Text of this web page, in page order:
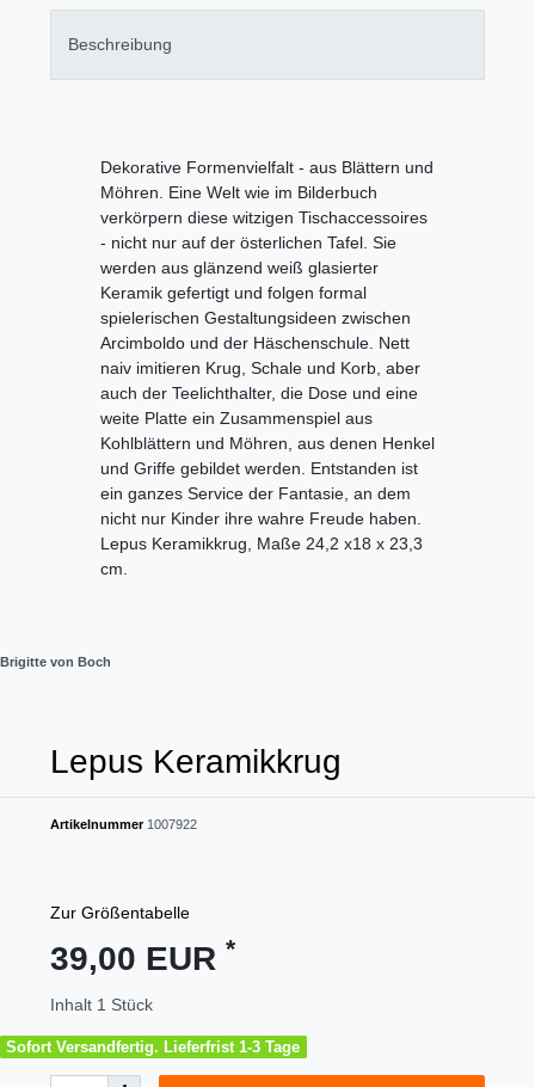
Beschreibung
Dekorative Formenvielfalt - aus Blättern und
Möhren. Eine Welt wie im Bilderbuch
verkörpern diese witzigen Tischaccessoires
- nicht nur auf der österlichen Tafel. Sie
werden aus glänzend weiß glasierter
Keramik gefertigt und folgen formal
spielerischen Gestaltungsideen zwischen
Arcimboldo und der Häschenschule. Nett
naiv imitieren Krug, Schale und Korb, aber
auch der Teelichthalter, die Dose und eine
weite Platte ein Zusammenspiel aus
Kohlblättern und Möhren, aus denen Henkel
und Griffe gebildet werden. Entstanden ist
ein ganzes Service der Fantasie, an dem
nicht nur Kinder ihre wahre Freude haben.
Lepus Keramikkrug, Maße 24,2 x18 x 23,3
cm.
Brigitte von Boch
Lepus Keramikkrug
Artikelnummer 1007922
Zur Größentabelle
39,00 EUR *
Inhalt 1 Stück
Sofort Versandfertig. Lieferfrist 1-3 Tage